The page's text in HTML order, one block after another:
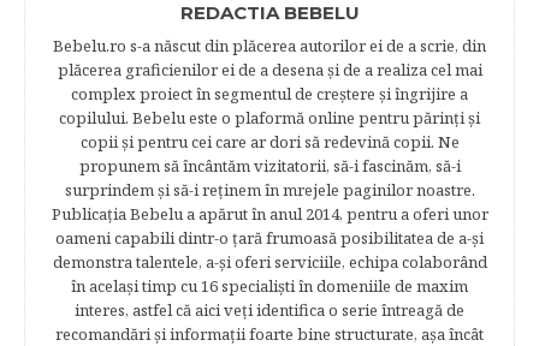
REDACTIA BEBELU
Bebelu.ro s-a născut din plăcerea autorilor ei de a scrie, din
plăcerea graficienilor ei de a desena şi de a realiza cel mai
complex proiect în segmentul de creştere şi îngrijire a
copilului. Bebelu este o plaformă online pentru părinţi şi
copii şi pentru cei care ar dori să redevină copii. Ne
propunem să încântăm vizitatorii, să-i fascinăm, să-i
surprindem şi să-i reţinem în mrejele paginilor noastre.​
Publicația Bebelu a apărut în anul 2014, pentru a oferi unor
oameni capabili dintr-o ţară frumoasă posibilitatea de a-şi
demonstra talentele, a-şi oferi serviciile, echipa colaborând
în acelaşi timp cu 16 specialişti în domeniile de maxim
interes, astfel că aici veţi identifica o serie întreagă de
recomandări şi informaţii foarte bine structurate, aşa încât